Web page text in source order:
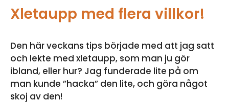
Xletaupp med flera villkor!
Den här veckans tips började med att jag satt
och lekte med xletaupp, som man ju gör
ibland, eller hur? Jag funderade lite på om
man kunde ”hacka” den lite, och göra något
skoj av den!